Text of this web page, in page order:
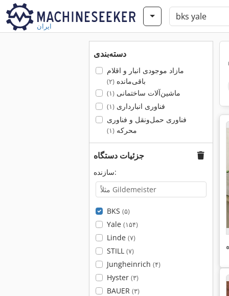
ایران
دسته‌بندی
مازاد موجودی انبار و اقلام
باقی‌مانده(۲)
ماشین‌آلات ساختمانی(۱)
فناوری انبارداری(۱)
فناوری حمل‌ونقل و فناوری
محرکه(۱)
جزئیات دستگاه
سازنده:
BKS (۵)
Yale (۱۵۴)
Linde (۷)
STILL (۷)
Jungheinrich (۴)
Hyster (۳)
BAUER (۳)